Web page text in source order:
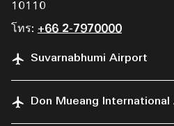
10110
โทร: +66 2-7970000
Suvarnabhumi Airport
Don Mueang